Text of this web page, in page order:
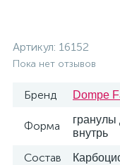
Артикул: 16152
Пока нет отзывов
Бренд Dompe
Форма
гранулы
внутрь
Состав